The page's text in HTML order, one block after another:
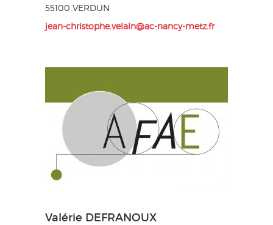
55100 VERDUN
jean-christophe.velain@ac-nancy-metz.fr
Valérie DEFRANOUX